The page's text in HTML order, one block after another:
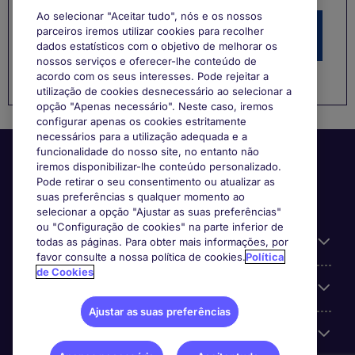
Procura a sua próxima oportunidade?
Informação Útil
Ao selecionar "Aceitar tudo", nós e os nossos
parceiros iremos utilizar cookies para recolher
dados estatísticos com o objetivo de melhorar os
nossos serviços e oferecer-lhe conteúdo de
acordo com os seus interesses. Pode rejeitar a
utilização de cookies desnecessário ao selecionar a
opção "Apenas necessário". Neste caso, iremos
configurar apenas os cookies estritamente
necessários para a utilização adequada e a
funcionalidade do nosso site, no entanto não
iremos disponibilizar-lhe conteúdo personalizado.
Pode retirar o seu consentimento ou atualizar as
suas preferências s qualquer momento ao
selecionar a opção "Ajustar as suas preferências"
ou "Configuração de cookies" na parte inferior de
todas as páginas. Para obter mais informações, por
favor consulte a nossa política de cookies.Política
de Cookies
Ajustar as suas preferências